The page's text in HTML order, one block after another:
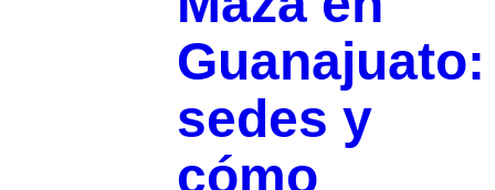
Guanajuato:
sedes y
cómo